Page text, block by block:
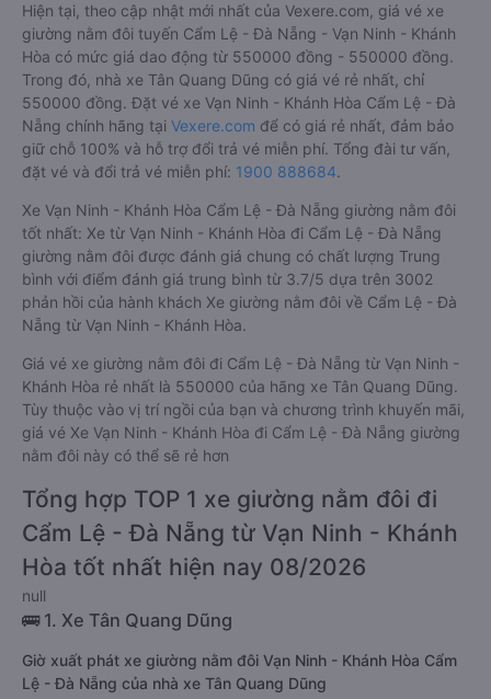
Hiện tại, theo cập nhật mới nhất của Vexere.com, giá vé xe
giường nằm đôi tuyến Cẩm Lệ - Đà Nẵng - Vạn Ninh - Khánh
Hòa có mức giá dao động từ 550000 đồng - 550000 đồng.
Trong đó, nhà xe Tân Quang Dũng có giá vé rẻ nhất, chỉ
550000 đồng. Đặt vé xe Vạn Ninh - Khánh Hòa Cẩm Lệ - Đà
Nẵng chính hãng tại Vexere.com để có giá rẻ nhất, đảm bảo
giữ chỗ 100% và hỗ trợ đổi trả vé miễn phí. Tổng đài tư vấn,
đặt vé và đổi trả vé miễn phí: 1900 888684.
Xe Vạn Ninh - Khánh Hòa Cẩm Lệ - Đà Nẵng giường nằm đôi
tốt nhất: Xe từ Vạn Ninh - Khánh Hòa đi Cẩm Lệ - Đà Nẵng
giường nằm đôi được đánh giá chung có chất lượng Trung
bình với điểm đánh giá trung bình từ 3.7/5 dựa trên 3002
phản hồi của hành khách Xe giường nằm đôi về Cẩm Lệ - Đà
Nẵng từ Vạn Ninh - Khánh Hòa.
Giá vé xe giường nằm đôi đi Cẩm Lệ - Đà Nẵng từ Vạn Ninh -
Khánh Hòa rẻ nhất là 550000 của hãng xe Tân Quang Dũng.
Tùy thuộc vào vị trí ngồi của bạn và chương trình khuyến mãi,
giá vé Xe Vạn Ninh - Khánh Hòa đi Cẩm Lệ - Đà Nẵng giường
nằm đôi này có thể sẽ rẻ hơn
Tổng hợp TOP 1 xe giường nằm đôi đi
Cẩm Lệ - Đà Nẵng từ Vạn Ninh - Khánh
Hòa tốt nhất hiện nay 08/2026
null
🚌 1. Xe Tân Quang Dũng
Giờ xuất phát xe giường nằm đôi Vạn Ninh - Khánh Hòa Cẩm
Lệ - Đà Nẵng của nhà xe Tân Quang Dũng